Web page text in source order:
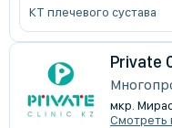
КТ плечевого сустава
Private
мкр.
Смотреть